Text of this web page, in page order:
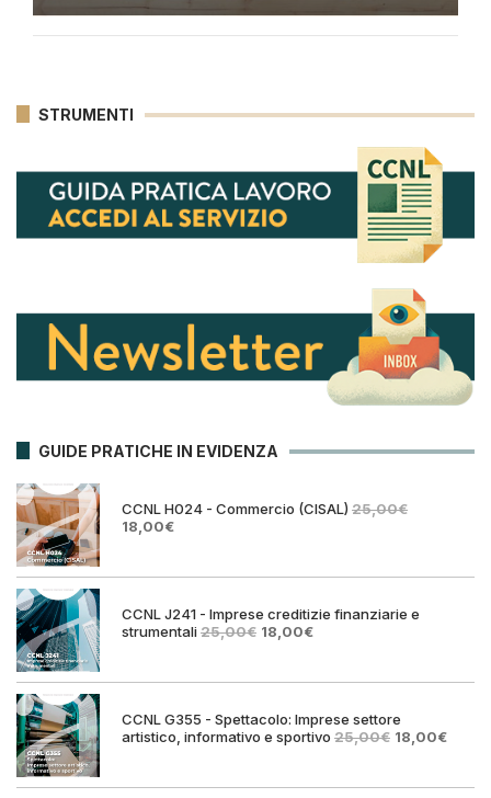
STRUMENTI
GUIDE PRATICHE IN EVIDENZA
CCNL H024 - Commercio (CISAL) 25,00€
Il
era:
18,00€Il
è:
CCNL J241 - Imprese creditizie finanziarie e
strumentali25,00€ Il
era:
18,00€Il
è:
CCNL G355 - Spettacolo: Imprese settore
artistico, informativo e sportivo 25,00€ Il
era:
18,00€Il
è: